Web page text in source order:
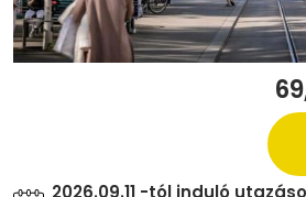
2026.09.11 -tól induló